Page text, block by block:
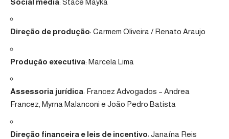
Direção de produção: Carmem Oliveira / Renato Araujo
Produção executiva: Marcela Lima
Assessoria jurídica: Francez Advogados – Andrea
Francez, Myrna Malanconi e João Pedro Batista
Direção financeira e leis de incentivo: Janaína Reis